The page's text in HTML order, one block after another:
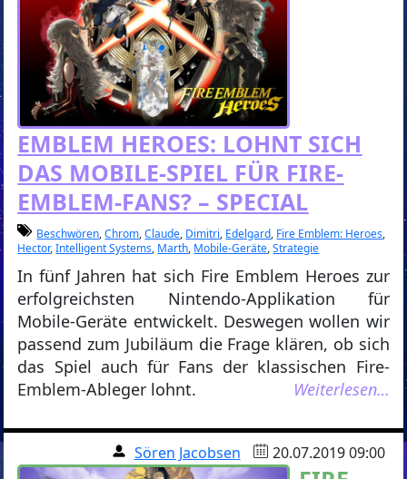
EMBLEM HEROES: LOHNT SICH
DAS MOBILE-SPIEL FÜR FIRE-
EMBLEM-FANS? – SPECIAL
Beschwören,Chrom,Claude, Dimitri, Edelgard, Fire Emblem: Heroes,
Hector,Intelligent Systems, Marth, Mobile-Geräte,Strategie
In fünf Jahren hat sich Fire Emblem Heroes zur
erfolgreichsten Nintendo-Applikation für
Mobile-Geräte entwickelt. Deswegen wollen wir
passend zum Jubiläum die Frage klären, ob sich
das Spiel auch für Fans der klassischen Fire-
Emblem-Ableger lohnt.
Weiterlesen…
Sören Jacobsen 20.07.2019 09:00